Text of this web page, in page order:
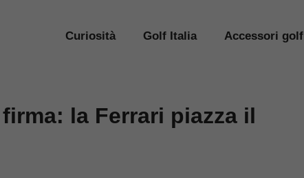
Curiosità Golf Italia Accessori golf
la Ferrari piazza il